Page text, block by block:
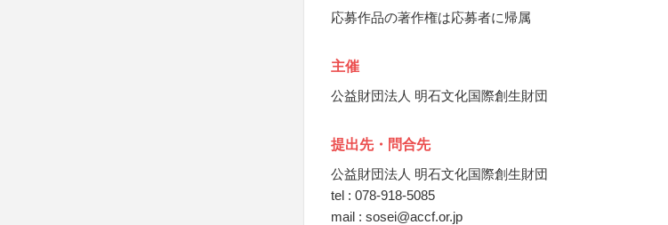
応募作品の著作権は応募者に帰属
主催
公益財団法人 明石文化国際創生財団
提出先・問合先
公益財団法人 明石文化国際創生財団
tel : 078-918-5085
mail : sosei@accf.or.jp